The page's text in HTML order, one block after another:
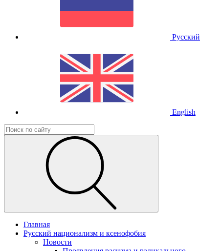
Русский
English
Главная
Русский национализм и ксенофобия
Новости